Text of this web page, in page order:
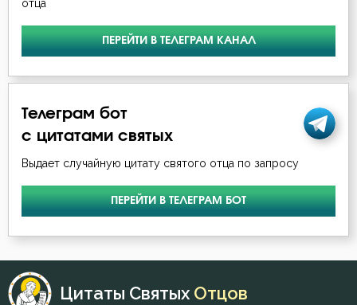
Вера
Воздаяние
Воздержание
Воплощение
Гордость
Девство
Добродетель
Исаак Сирин Ниневийский
Макарий Оптинский (Иванов)
Максим Исповедник
Никита Стифат
Петр Дамаскин
отца
ПЕРЕЙТИ В ТЕЛЕГРАМ КАНАЛ
Телеграм бот
с цитатами святых
Выдает случайную цитату святого отца по запросу
ПЕРЕЙТИ В ТЕЛЕГРАМ БОТ
Цитаты Святых Отцов